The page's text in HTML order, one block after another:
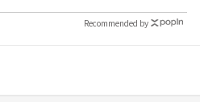
Recommended by